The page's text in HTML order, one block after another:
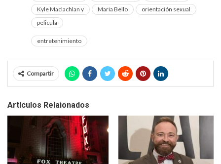
Kyle Maclachlan y
Maria Bello
orientación sexual
pelicula
entretenimiento
Compartir
Artículos Relaionados